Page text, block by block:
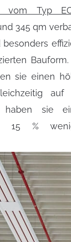
vom Typ
345 qm
besonders
sie einen
auf
haben sie
15 %
(VL/
Watt.
gleichmäßig